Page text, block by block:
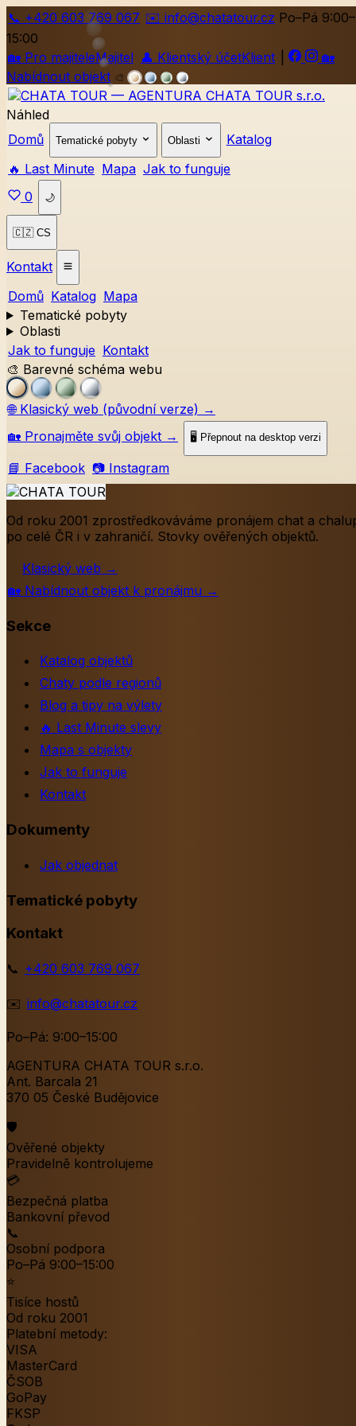
📞 +420 603 769 067 ✉️ info@chatatour.cz Po–Pá 9:00–
15:00
🏡 Pro majiteleMajitel 👤 Klientský účetKlient
🏡
Nabídnout objekt 🎨
Náhled
Domů
Tematické pobyty Oblasti
Katalog
🔥 Last Minute Mapa Jak to funguje
0
🌙
🇨🇿 CS
Kontakt
Domů Katalog Mapa
Tematické pobyty
Oblasti
Jak to funguje Kontakt
🎨 Barevné schéma webu
🌐 Klasický web (původní verze) →
🏡 Pronajměte svůj objekt → 🖥️ Přepnout na desktop verzi
📘 Facebook 📷 Instagram
Od roku 2001 zprostředkováváme pronájem chat a
po celé ČR i v zahraničí. Stovky ověřených objektů.
Klasický web →
🏡 Nabídnout objekt k pronájmu →
Sekce
Katalog objektů
Chaty podle regionů
Blog a tipy na výlety
🔥 Last Minute slevy
Mapa s objekty
Jak to funguje
Kontakt
Dokumenty
Jak objednat
Tematické pobyty
Kontakt
📞 +420 603 769 067
✉️ info@chatatour.cz
Po–Pá: 9:00–15:00
AGENTURA CHATA TOUR s.r.o.
Ant. Barcala 21
370 05 České Budějovice
🛡️
Ověřené objekty
Pravidelně kontrolujeme
💳
Bezpečná platba
Bankovní převod
📞
Osobní podpora
Po–Pá 9:00–15:00
⭐
Tisíce hostů
Od roku 2001
Platební metody:
VISA
MasterCard
ČSOB
GoPay
FKSP